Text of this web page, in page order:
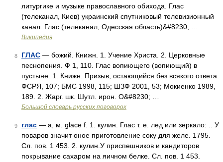
литургике и музыке православного обихода. Глас
(телеканал, Киев) украинский спутниковый телевизионный
канал. Глас (телеканал, Одесская область)&#8230; …
Википедия
8 ГЛАС — божий. Книжн. 1. Учение Христа. 2. Церковные
песнопения. Ф 1, 110. Глас вопиющего (вопиющий) в
пустыне. 1. Книжн. Призыв, остающийся без всякого ответа.
ФСРЯ, 107; БМС 1998, 115; ШЗФ 2001, 53; Мокиенко 1989,
189. 2. Жарг. шк. Шутл. ирон. О&#8230; …
Большой словарь русских поговорок
9 глас — а, м. glace f. 1. кулин. Глас т. е. лед или зеркало: .. У
поваров значит оное приготовление соку для желе. 1795.
Сл. пов. 1 453. 2. кулин.У приспешников и кандиторов
покрывание сахаром на яичном белке. Сл. пов. 1 453.